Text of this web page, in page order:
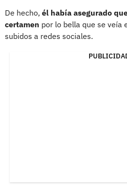
De hecho, él había asegurado
certamen por lo bella que se veía
subidos a redes sociales.